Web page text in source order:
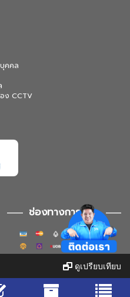
คคล
ง CCTV
ช่องทางการชำระ
รติดตาม
ดูเปรียบเทียบ